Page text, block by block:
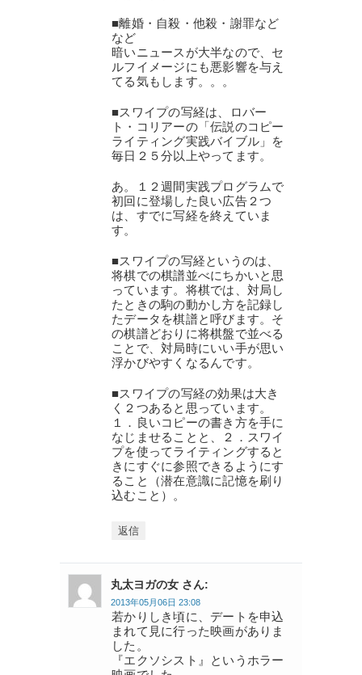
■離婚・自殺・他殺・謝罪など
など
暗いニュースが大半なので、セ
ルフイメージにも悪影響を与え
てる気もします。。。
■スワイプの写経は、ロバー
ト・コリアーの「伝説のコピー
ライティング実践バイブル」を
毎日２５分以上やってます。
あ。１２週間実践プログラムで
初回に登場した良い広告２つ
は、すでに写経を終えていま
す。
■スワイプの写経というのは、
将棋での棋譜並べにちかいと思
っています。将棋では、対局し
たときの駒の動かし方を記録し
たデータを棋譜と呼びます。そ
の棋譜どおりに将棋盤で並べる
ことで、対局時にいい手が思い
浮かびやすくなるんです。
■スワイプの写経の効果は大き
く２つあると思っています。
１．良いコピーの書き方を手に
なじませることと、２．スワイ
プを使ってライティングすると
きにすぐに参照できるようにす
ること（潜在意識に記憶を刷り
込むこと）。
返信
丸太ヨガの女 さん:
2013年05月06日 23:08
若かりしき頃に、デートを申込
まれて見に行った映画がありま
した。
『エクソシスト』というホラー